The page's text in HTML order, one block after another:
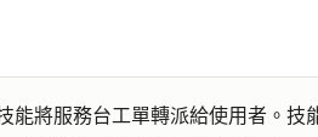
能將服務台工單轉派給使用者。 技